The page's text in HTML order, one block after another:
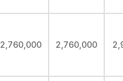
2,760,000 2,760,000